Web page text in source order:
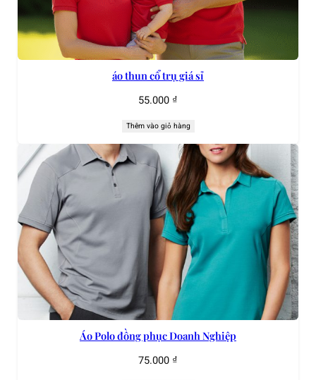
áo thun cổ trụ giá sỉ
55.000 ₫
Thêm vào giỏ hàng
Áo Polo đồng phục Doanh Nghiệp
75.000 ₫